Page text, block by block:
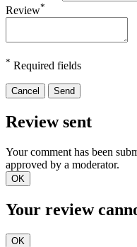
Review*
* Required fields
Cancel Send
Review sent
Your comment has been
approved by a moderator.
OK
Your review
OK